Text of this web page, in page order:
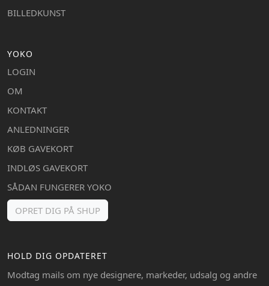
BILLEDKUNST
YOKO
LOGIN
OM
KONTAKT
ANLEDNINGER
KØB GAVEKORT
INDLØS GAVEKORT
SÅDAN FUNGERER YOKO
OPRET DIG PÅ SHUP
HOLD DIG OPDATERET
Modtag mails om nye designere, markeder, udsalg og andre